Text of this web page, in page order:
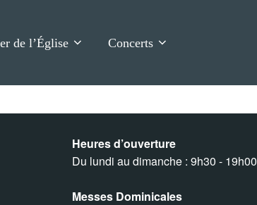
de l’Église Concerts
Heures d’ouverture
Du lundi au dimanche : 9h30 - 19h00
Messes Dominicales